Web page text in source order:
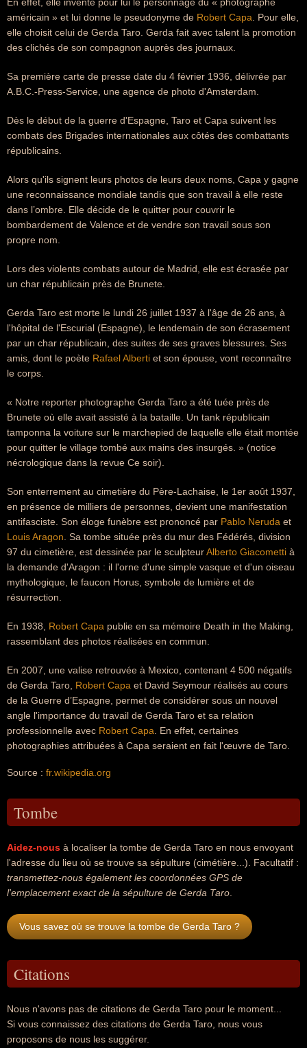
américain » et lui donne le pseudonyme de Robert Capa . Pour elle,
elle choisit celui de Gerda Taro. Gerda fait avec talent la promotion
des clichés de son compagnon auprès des journaux.
Sa première carte de presse date du 4 février 1936, délivrée par
A.B.C.-Press-Service, une agence de photo d'Amsterdam.
Dès le début de la guerre d'Espagne, Taro et Capa suivent les
combats des Brigades internationales aux côtés des combattants
républicains.
Alors qu'ils signent leurs photos de leurs deux noms, Capa y gagne
une reconnaissance mondiale tandis que son travail à elle reste
dans l’ombre. Elle décide de le quitter pour couvrir le
bombardement de Valence et de vendre son travail sous son
propre nom.
Lors des violents combats autour de Madrid, elle est écrasée par
un char républicain près de Brunete.
Gerda Taro est morte le lundi 26 juillet 1937 à l'âge de 26 ans, à
l'hôpital de l'Escurial (Espagne), le lendemain de son écrasement
par un char républicain, des suites de ses graves blessures. Ses
amis, dont le poète Rafael Alberti et son épouse, vont reconnaître
le corps.
« Notre reporter photographe Gerda Taro a été tuée près de
Brunete où elle avait assisté à la bataille. Un tank républicain
tamponna la voiture sur le marchepied de laquelle elle était montée
pour quitter le village tombé aux mains des insurgés. » (notice
nécrologique dans la revue Ce soir).
Son enterrement au cimetière du Père-Lachaise, le 1er août 1937,
en présence de milliers de personnes, devient une manifestation
antifasciste. Son éloge funèbre est prononcé par Pablo Neruda et
Louis Aragon . Sa tombe située près du mur des Fédérés, division
97 du cimetière, est dessinée par le sculpteurAlberto Giacometti à
la demande d'Aragon : il l'orne d'une simple vasque et d'un oiseau
mythologique, le faucon Horus, symbole de lumière et de
résurrection.
En 1938, Robert Capa publie en sa mémoire Death in the Making,
rassemblant des photos réalisées en commun.
En 2007, une valise retrouvée à Mexico, contenant 4 500 négatifs
de Gerda Taro, Robert Capa et David Seymour réalisés au cours
de la Guerre d’Espagne, permet de considérer sous un nouvel
angle l'importance du travail de Gerda Taro et sa relation
professionnelle avec Robert Capa . En effet, certaines
photographies attribuées à Capa seraient en fait l'œuvre de Taro.
Source : fr.wikipedia.org
Tombe
Aidez-nous à localiser la tombe de Gerda Taro en nous envoyant
l'adresse du lieu où se trouve sa sépulture (cimétière...). Facultatif :
transmettez-nous également les coordonnées GPS de
l'emplacement exact de la sépulture de Gerda Taro
Vous savez où se trouve la tombe de Gerda Taro ?
Citations
Nous n'avons pas de citations de Gerda Taro pour le moment...
Si vous connaissez des citations de Gerda Taro, nous vous
proposons de nous les suggérer.